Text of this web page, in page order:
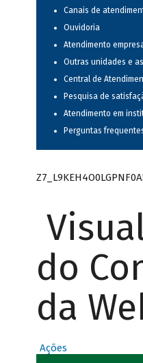
Canais de
Ouvidoria
Atendimento
Outras unidades e
Central de
Pesquisa de
Atendimento em
Perguntas
do
da
Ações